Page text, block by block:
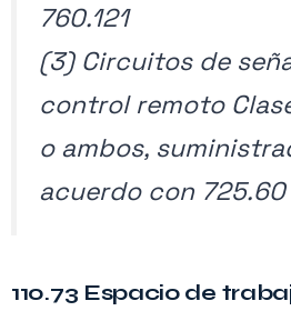
760.121
(3) Circuitos de
control remoto
o ambos,
acuerdo con 725.60
110.73 Espacio de